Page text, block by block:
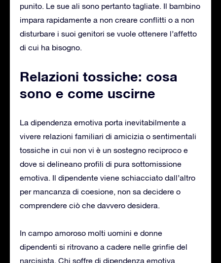
punito. Le sue ali sono pertanto tagliate. Il bambino
impara rapidamente a non creare conflitti o a non
disturbare i suoi genitori se vuole ottenere l’affetto
di cui ha bisogno.
Relazioni tossiche: cosa
sono e come uscirne
La dipendenza emotiva porta inevitabilmente a
vivere relazioni familiari di amicizia o sentimentali
tossiche in cui non vi è un sostegno reciproco e
dove si delineano profili di pura sottomissione
emotiva. Il dipendente viene schiacciato dall’altro
per mancanza di coesione, non sa decidere o
comprendere ciò che davvero desidera.
In campo amoroso molti uomini e donne
dipendenti si ritrovano a cadere nelle grinfie del
narcisista. Chi soffre di dipendenza emotiva